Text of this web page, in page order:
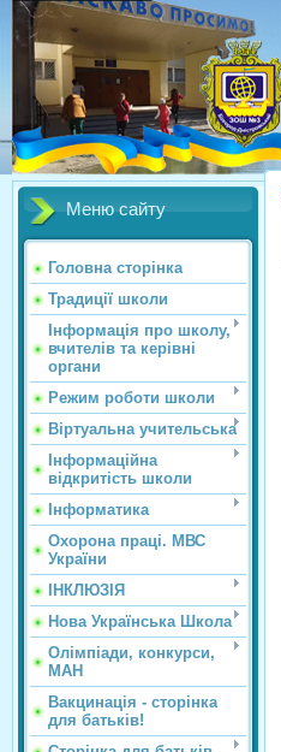
Меню сайту
Головна сторінка
Традиції школи
Інформація про школу,
вчителів та керівні
органи
Режим роботи школи
Віртуальна учительська
Інформаційна
відкритість школи
Інформатика
Охорона праці. МВС
України
ІНКЛЮЗІЯ
Нова Українська Школа
Олімпіади, конкурси,
МАН
Вакцинація - сторінка
для батьків!